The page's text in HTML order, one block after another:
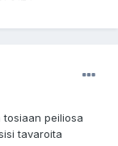
tosiaan peiliosa
tavaroita